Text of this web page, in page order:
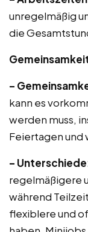
unregelmäßig
die
–
kann es
werden muss,
Feiertagen und
–
regelmäßigere
während
flexiblere und